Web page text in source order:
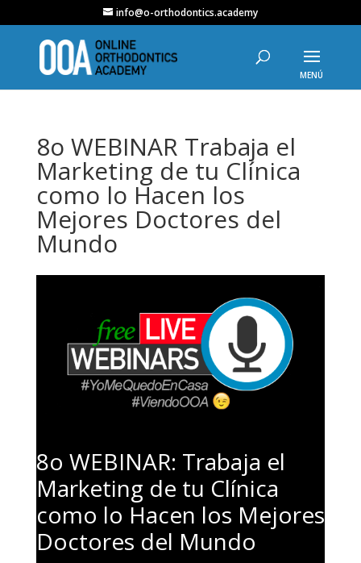
info@o-orthodontics.academy
8o WEBINAR Trabaja el
Marketing de tu Clínica
como lo Hacen los
Mejores Doctores del
Mundo
8o WEBINAR: Trabaja el
Marketing de tu Clínica
como lo Hacen los Mejores
Doctores del Mundo